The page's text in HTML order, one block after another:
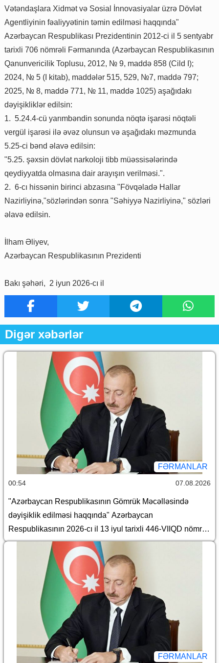
Vətəndaşlara Xidmət və Sosial İnnovasiyalar üzrə Dövlət
Agentliyinin fəaliyyətinin təmin edilməsi haqqında"
Azərbaycan Respublikası Prezidentinin 2012-ci il 5 sentyabr
tarixli 706 nömrəli Fərmanında (Azərbaycan Respublikasının
Qanunvericilik Toplusu, 2012, № 9, maddə 858 (Cild I);
2024, № 5 (I kitab), maddələr 515, 529, №7, maddə 797;
2025, № 8, maddə 771, № 11, maddə 1025) aşağıdakı
dəyişikliklər edilsin:
1. 5.24.4-cü yarımbəndin sonunda nöqtə işarəsi nöqtəli
vergül işarəsi ilə əvəz olunsun və aşağıdakı məzmunda
5.25-ci bənd əlavə edilsin:
"5.25. şəxsin dövlət narkoloji tibb müəssisələrində
qeydiyyatda olmasına dair arayışın verilməsi.".
2. 6-cı hissənin birinci abzasına "Fövqəladə Hallar
Nazirliyinə,"sözlərindən sonra "Səhiyyə Nazirliyinə," sözləri
əlavə edilsin.
İlham Əliyev,
Azərbaycan Respublikasının Prezidenti
Bakı şəhəri, 2 iyun 2026-cı il
Digər xəbərlər
FƏRMANLAR
00:54 07.08.2026
"Azərbaycan Respublikasının Gömrük Məcəlləsində
dəyişiklik edilməsi haqqında" Azərbaycan
Respublikasının 2026-cı il 13 iyul tarixli 446-VIIQD nömrəli
Qanununun tətbiqi və bununla əlaqədar Azərbaycan
Respublikası Prezidentinin bəzi fərmanlarında və
Sərəncamında dəyişiklik edilməsi barədə
FƏRMANLAR